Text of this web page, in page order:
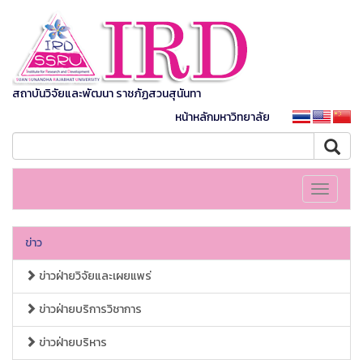
สถาบันวิจัยและพัฒนา ราชภัฏสวนสุนันทา
หน้าหลักมหาวิทยาลัย
Toggle
ข่าว
ข่าวฝ่ายวิจัยและเผยแพร่
ข่าวฝ่ายบริการวิชาการ
ข่าวฝ่ายบริหาร